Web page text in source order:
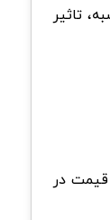
تاثیر
در